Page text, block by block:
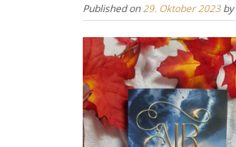
Published on29. Oktober 2023by